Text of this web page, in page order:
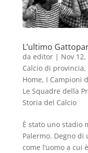
L’ultimo
da editor| Nov 12,
Calcio di provincia,
Home, I Campioni
Le Squadre della
Storia del Calcio
È stato uno stadio
Palermo. Degno
come l’uomo a cui